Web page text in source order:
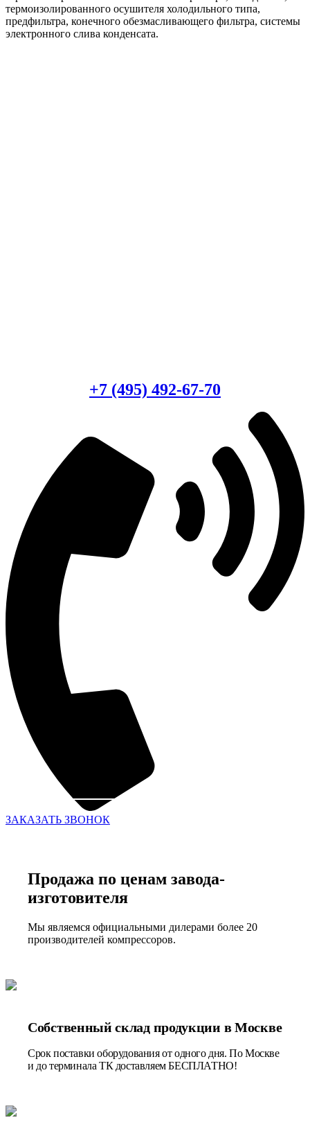
термоизолированного осушителя холодильного типа,
предфильтра, конечного обезмасливающего фильтра, системы
электронного слива конденсата.
+7 (495) 492-67-70
ЗАКАЗАТЬ ЗВОНОК
Продажа по ценам завода-
изготовителя
Мы являемся официальными дилерами более 20
производителей компрессоров.
Собственный склад продукции в Москве
Срок поставки оборудования от одного дня. По Москве
и до терминала ТК доставляем БЕСПЛАТНО!